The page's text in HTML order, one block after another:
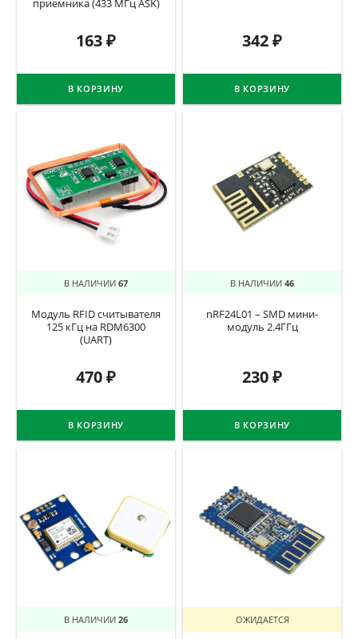
приемника (433 МГц ASK)
163₽
В КОРЗИНУ
342₽
В КОРЗИНУ
В НАЛИЧИИ 67
Модуль RFID считывателя
125 кГц на RDM6300
(UART)
470₽
В КОРЗИНУ
В НАЛИЧИИ 46
nRF24L01 – SMD мини-
модуль 2.4ГГц
230₽
В КОРЗИНУ
В НАЛИЧИИ 26 ОЖИДАЕТСЯ